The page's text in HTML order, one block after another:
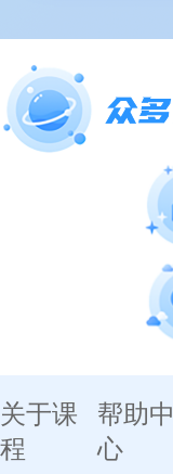
关于课
程
帮助中
心